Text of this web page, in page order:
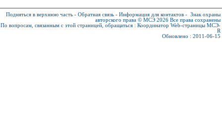
Подняться в верхнюю часть - Обратная связь - Информация для контактов - Знак охраны
авторского права © МСЭ 2026 Все права сохранены
По вопросам, связанным с этой страницей, обращаться : Координатор Web-страницы МСЭ-
R
Обновлено : 2011-06-15